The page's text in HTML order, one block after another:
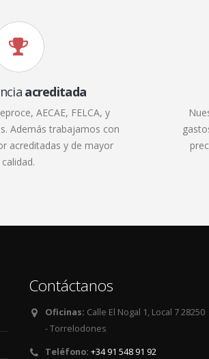
acreditada
AECAE, FELCA, y
Además trabajamos con
acreditadas y de mayor
calidad.
Contáctanos
Oficinas: Calle El Nogal 1, Local 7 28250
- Torrelodones
Teléfono: +34 91 548 91 92